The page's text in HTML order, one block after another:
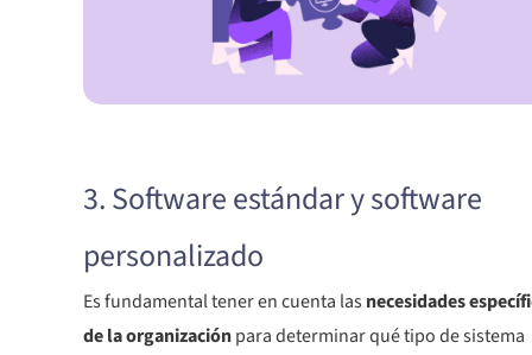
3. Software estándar y software
personalizado
Es fundamental tener en cuenta lasnecesidades
de la organizaciónpara determinar qué tipo de sistema